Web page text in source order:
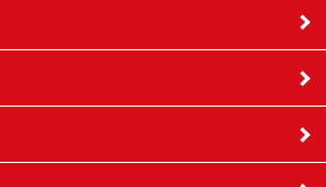
136,560
114,210
178,920
144,350
234,800
184,230